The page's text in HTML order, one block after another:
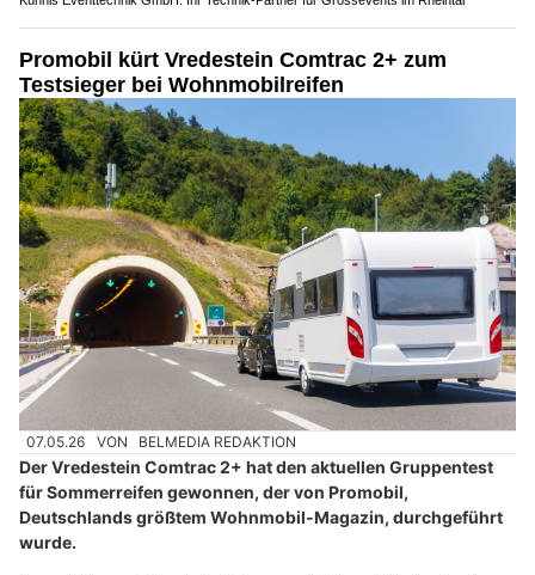
Promobil kürt Vredestein Comtrac 2+ zum
Testsieger bei Wohnmobilreifen
07.05.26 VON BELMEDIA REDAKTION
Der Vredestein Comtrac 2+ hat den aktuellen Gruppentest
für Sommerreifen gewonnen, der von Promobil,
Deutschlands größtem Wohnmobil-Magazin, durchgeführt
wurde.